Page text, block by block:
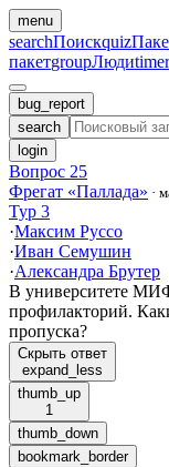
menu
searchПоискquiz
пакетgroupЛюдиtimer
bug_report
search
login
Вопрос 25
Фрегат «Паллада» ·
Тур 3
·Максим Руссо
·Иван Семушин
·Александра Брутер
В университете
профилакторий.
пропуска?
Скрыть ответ
expand_less
thumb_up
1
thumb_down
bookmark_border